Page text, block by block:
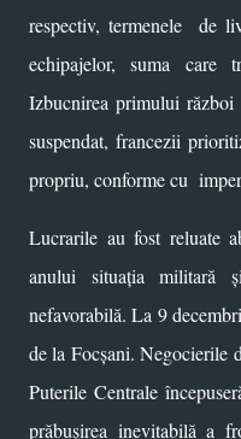
respectiv, termenele de
echipajelor, suma care
Izbucnirea primului
suspendat, francezii
propriu, conforme cu
Lucrarile au fost reluate
anului situația militară
nefavorabilă. La 9
de la Focșani. Negocierile
Puterile Centrale
prăbușirea inevitabilă a